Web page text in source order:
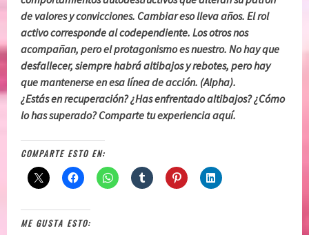
de valores y convicciones. Cambiar eso lleva años. El rol
activo corresponde al codependiente. Los otros nos
acompañan, pero el protagonismo es nuestro. No hay que
desfallecer, siempre habrá altibajos y rebotes, pero hay
que mantenerse en esa línea de acción. (Alpha).
¿Estás en recuperación? ¿Has enfrentado altibajos? ¿Cómo
lo has superado? Comparte tu experiencia aquí.
COMPARTE ESTO EN:
ME GUSTA ESTO: